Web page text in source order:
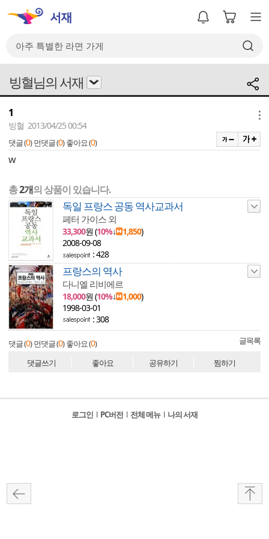
빙혈님의 서재
1
빙혈 2013/04/25 00:54
댓글 (0) 먼댓글 (0) 좋아요 (0)
w
총2개의 상품이 있습니다.
독일 프랑스 공동 역사교과서
페터 가이스 외
33,300원 (10%↓ 1,850)
2008-09-08
: 428
프랑스의 역사
다니엘 리비에르
18,000원 (10%↓ 1,000)
1998-03-01
: 308
댓글 (0) 먼댓글 (0) 좋아요 (0) 글목록
댓글쓰기 좋아요 공유하기 찜하기
로그인 l PC버전 l 전체 메뉴 l 나의 서재